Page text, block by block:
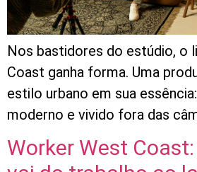
Nos bastidores do estúdio, o
Coast ganha forma. Uma
estilo urbano em sua
moderno e vivido fora das
Worker West